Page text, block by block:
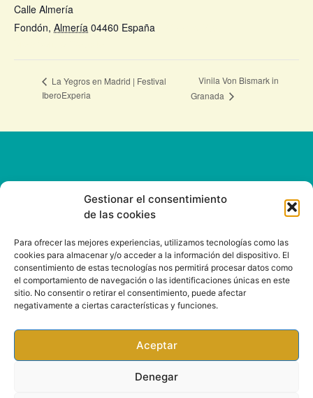
Gestionar el consentimiento
de las cookies
Para ofrecer las mejores experiencias, utilizamos tecnologías como las
cookies para almacenar y/o acceder a la información del dispositivo. El
consentimiento de estas tecnologías nos permitirá procesar datos como
el comportamiento de navegación o las identificaciones únicas en este
sitio. No consentir o retirar el consentimiento, puede afectar
negativamente a ciertas características y funciones.
Aceptar
Denegar
Calle Almería
Fondón, Almería 04460 España
La Yegros en Madrid | Festival
IberoExperia
Vinila Von Bismark in
Granada
CONTACT
Email: info@rootsound.com